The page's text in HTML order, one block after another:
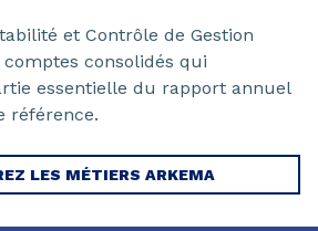
et Contrôle de Gestion
consolidés qui
essentielle du rapport annuel
référence.
LES MÉTIERS ARKEMA